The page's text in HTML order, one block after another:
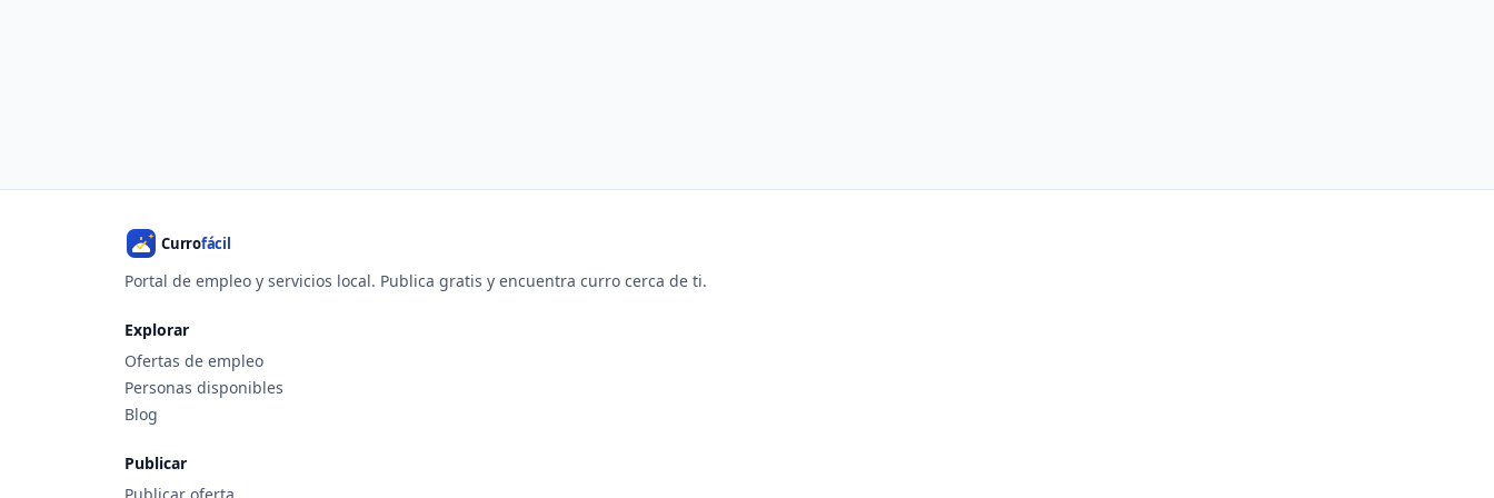
Portal de empleo y servicios local. Publica gratis y encuentra curro cerca de ti.
Explorar
Ofertas de empleo
Personas disponibles
Blog
Publicar